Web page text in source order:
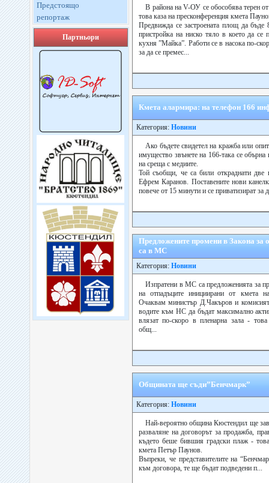
Предстоящо
репортаж
Партньори
В района на V-ОУ се обособява терен
това каза на пресконференция кмета
Предвижда се застроената площ да
пристройка на ниско тяло в което да се
кухня ”Майка”. Работи се в насока по-
за да се премес...
Кмета алармира: на телефон 166
Категория: Новини
Ако бъдете свидетел на кражба или
имущество звънете на 166-така се
на среща с медиите.
Той съобщи, че са били откраднати две
Ефрем Каранов. Поставените нови
повече от 15 минути и се приватизират за
Предложените промени в Закона за
са в МС
Категория: Новини
Изпратени в МС са предложенията за
на отпадъците инициирани от кмета
Очаквам министър Д.Чакъров и
водите към НС да бъдат максимално
влязат по-скоро в пленарна зала -
общ...
Общината ще съди”Бенчмарк”
Категория: Новини
Най-вероятно община Кюстендил ще
разваляне на договорът за продажба,
където беше бившия градски плаж -
кмета Петър Паунов.
Въпреки, че представителите на
към договора, те ще бъдат подведени п...